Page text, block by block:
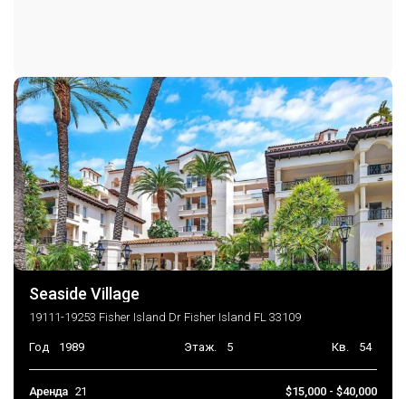
Seaside Village
19111-19253 Fisher Island Dr Fisher Island FL 33109
Год 1989 Этаж. 5 Кв. 54
Аренда 21
$15,000 - $40,000